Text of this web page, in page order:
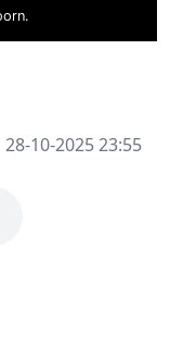
28-10-2025 23:55